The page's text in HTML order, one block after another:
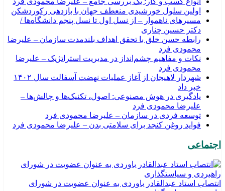
اولین سلول خورشیدی منعطف جهان با بازدهی رکوردشکن
مسیرهای ناهموار – از نسل اول تا نسل پنجم دانشگاه‌ها /
دکتر حسین چناری
رابطه حسن خلق با تحقق اهداف بلندمدت سازمان – علیرضا
محمودی فرد
نکات و مفاهیم چشم‌انداز در مدیریت استراتژیک – علیرضا
محمودی فرد
شهردار لاهیجان از آغاز عملیات نهضت آسفالت سال ۱۴۰۲
خبر داد
یادگیری در هوش مصنوعی: اصول، تکنیک‌ها و چالش‌ها –
علیرضا محمودی فرد
توسعه فردی در سازمان – علیرضا محمودی فرد
فواید روغن کنجد برای سلامتی بدن – علیرضا محمودی فرد
اجتماعی
انتصاب استاد عبدالقادر باوردی به عنوان عضویت در شورای